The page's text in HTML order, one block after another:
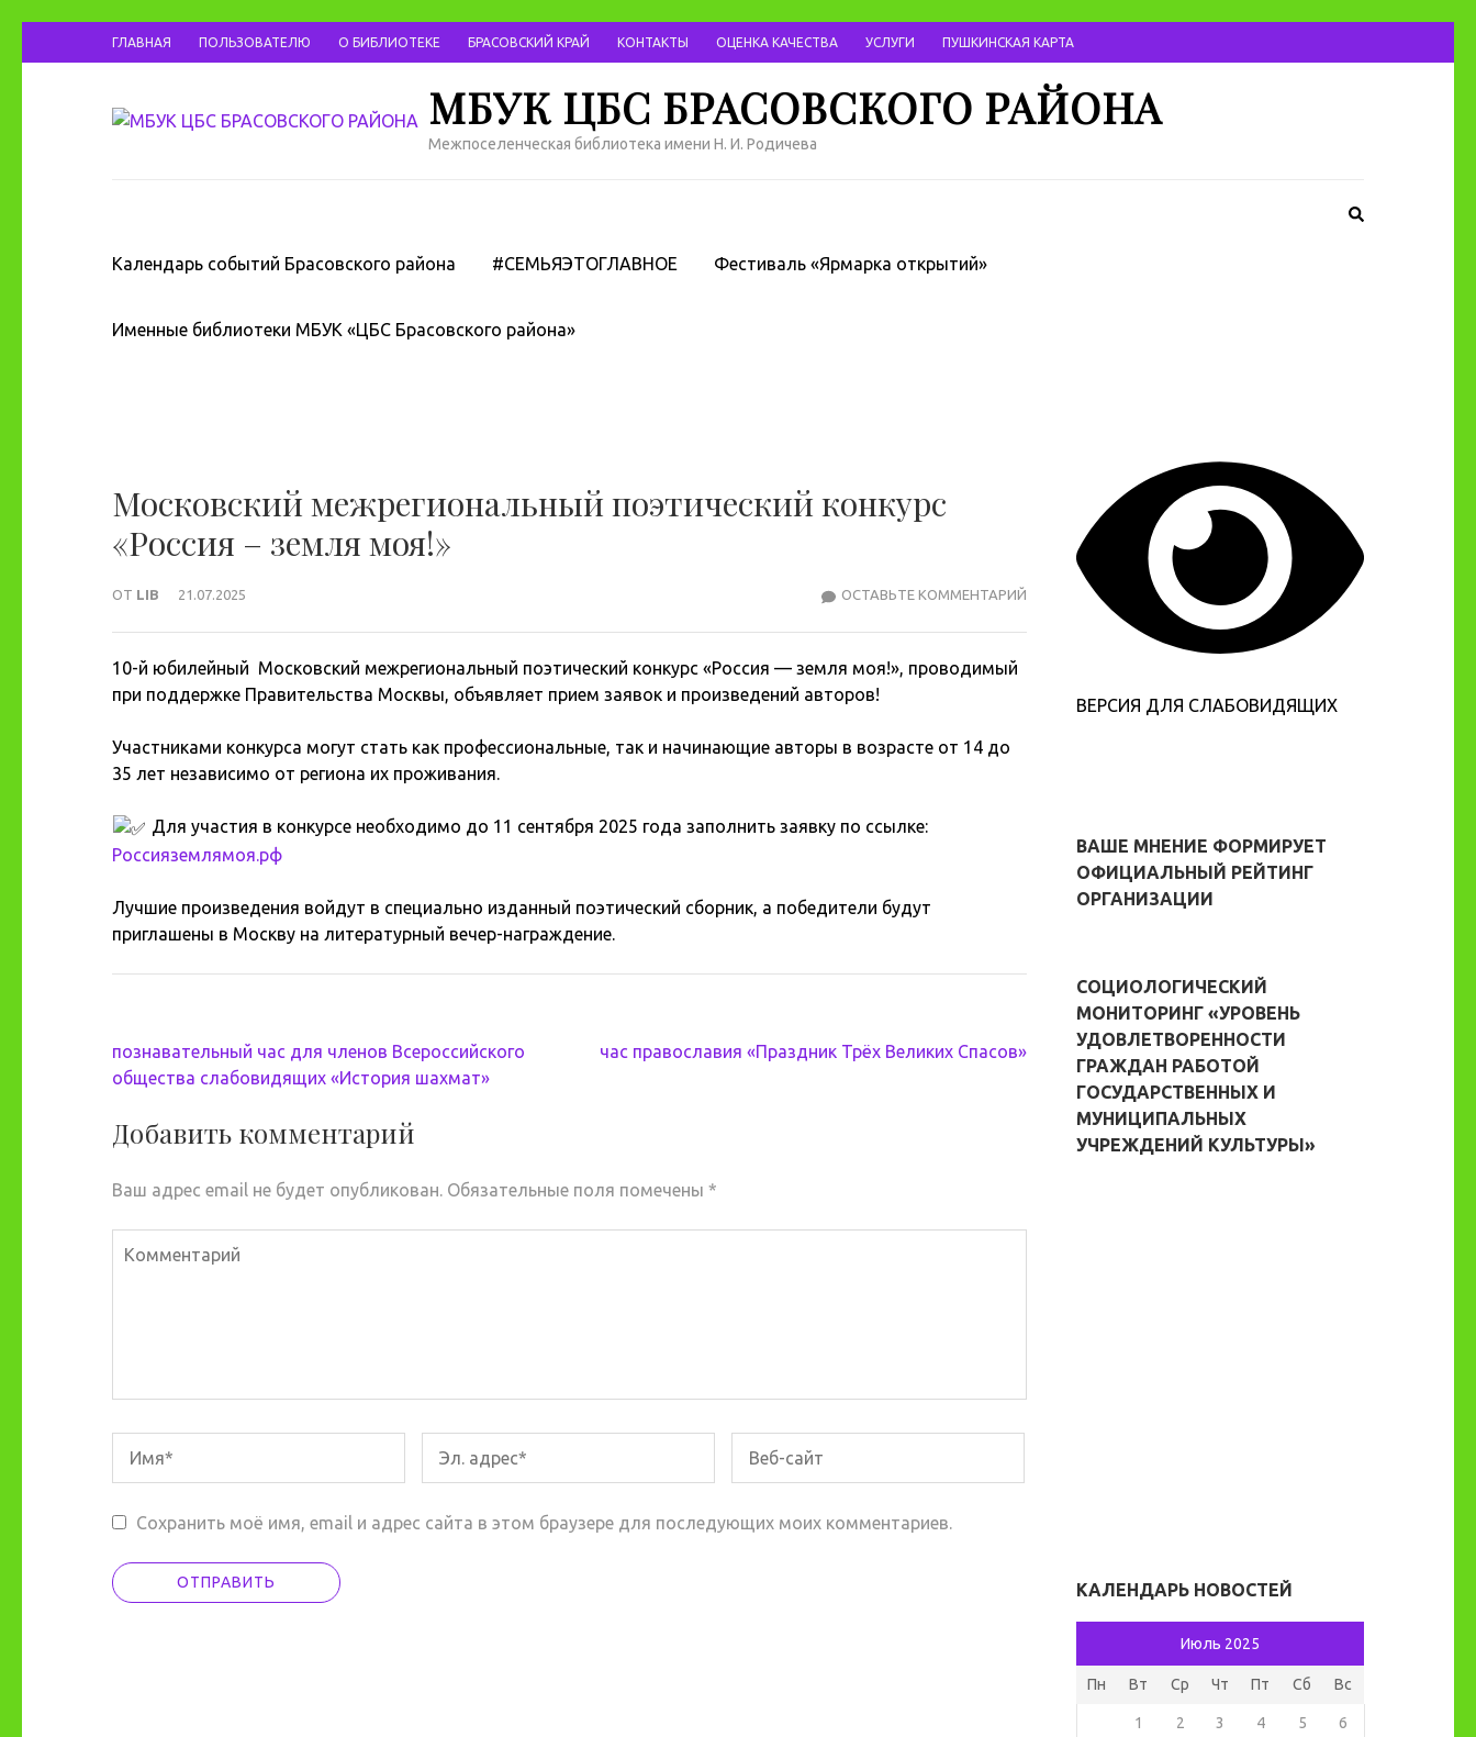
ГЛАВНАЯ ПОЛЬЗОВАТЕЛЮ О БИБЛИОТЕКЕ БРАСОВСКИЙ КРАЙ КОНТАКТЫ ОЦЕНКА КАЧЕСТВА УСЛУГИ ПУШКИНСКАЯ КАРТА
МБУК ЦБС БРАСОВСКОГО РАЙОНА
Межпоселенческая библиотека имени Н. И. Родичева
Календарь событий Брасовского района #СЕМЬЯЭТОГЛАВНОЕ Фестиваль «Ярмарка открытий»
Именные библиотеки МБУК «ЦБС Брасовского района»
Московский межрегиональный поэтический конкурс
«Россия – земля моя!»
ОТ LIB 21.07.2025 ОСТАВЬТЕ КОММЕНТАРИЙ МОСКОВСКИЙ
МЕЖРЕГИОНАЛЬНЫЙ
«РОССИЯ
10-й юбилейный Московский межрегиональный поэтический конкурс «Россия — земля моя!», проводимый
при поддержке Правительства Москвы, объявляет прием заявок и произведений авторов!
Участниками конкурса могут стать как профессиональные, так и начинающие авторы в возрасте от 14 до
35 лет независимо от региона их проживания.
Для участия в конкурсе необходимо до 11 сентября 2025 года заполнить заявку по ссылке:
Россияземлямоя.рф
Лучшие произведения войдут в специально изданный поэтический сборник, а победители будут
приглашены в Москву на литературный вечер-награждение.
Навигация
по
познавательный час для членов Всероссийского
общества слабовидящих «История шахмат»
час православия «Праздник Трёх Великих Спасов»
Добавить комментарий
Ваш адрес email не будет опубликован. Обязательные поля помечены *
Сохранить моё имя, email и адрес сайта в этом браузере для последующих моих комментариев.
ВЕРСИЯ ДЛЯ СЛАБОВИДЯЩИХ
ВАШЕ МНЕНИЕ ФОРМИРУЕТ
ОФИЦИАЛЬНЫЙ РЕЙТИНГ
ОРГАНИЗАЦИИ
СОЦИОЛОГИЧЕСКИЙ
МОНИТОРИНГ «УРОВЕНЬ
УДОВЛЕТВОРЕННОСТИ
ГРАЖДАН РАБОТОЙ
ГОСУДАРСТВЕННЫХ И
МУНИЦИПАЛЬНЫХ
УЧРЕЖДЕНИЙ КУЛЬТУРЫ»
КАЛЕНДАРЬ НОВОСТЕЙ
Июль 2025
Пн Вт Ср Чт Пт Сб Вс
1 2 3 4 5 6